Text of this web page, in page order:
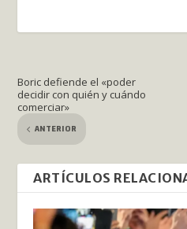
Boric defiende el «poder
decidir con quién y cuándo
comerciar»
ANTERIOR
ARTÍCULOS